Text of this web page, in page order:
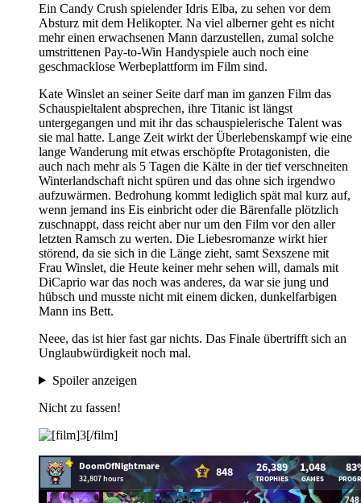
Ein Candy Crush spielender Idris Elba, zu sehen vor dem
Absturz mit dem Helikopter. Na viel alberner geht es nicht
mehr einen erwachsenen Mann darzustellen, zumal solche
umstrittenen Pay-to-Win Handyspiele auch noch eine
geschmacklose Werbeplattform im Film sind.
Kate Winslet an seiner Seite darf man im ganzen Film das
Schauspieltalent absprechen, ihre Titanic ist längst
untergegangen und mit ihr das schauspielerische Talent was
sie mal hatte. Lange Zeit wirkt der Überlebenskampf wie eine
lange Wanderung mit etwas erschöpfte Protagonisten, die
auch nach mehr als 5 Tagen die Kälte in der tief verschneiten
Winterlandschaft nicht spüren und das ohne sich irgendwo
aufzuwärmen. Bedrohung kommt lediglich spät mal kurz auf,
wenn jemand ins Eis einbricht oder die Bärenfalle plötzlich
zuschnappt, dass reicht aber nur um den Film vor den aller
letzten Ramsch zu werten. Die Liebesromanze wirkt hier
störend, da sie sich in die Länge zieht, samt Sexszene mit
Frau Winslet, die Heute keiner mehr sehen will, damals mit
DiCaprio war das noch was anderes, da war sie jung und
hübsch und musste nicht mit einem dicken, dunkelfarbigen
Mann ins Bett.
Neee, das ist hier fast gar nichts. Das Finale übertrifft sich an
Unglaubwürdigkeit noch mal.
Spoiler anzeigen
Nicht zu fassen!